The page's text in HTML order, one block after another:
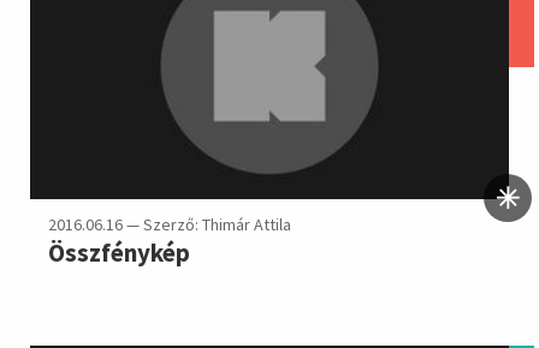
2016.06.16 — Szerző: Thimár Attila
Összfénykép